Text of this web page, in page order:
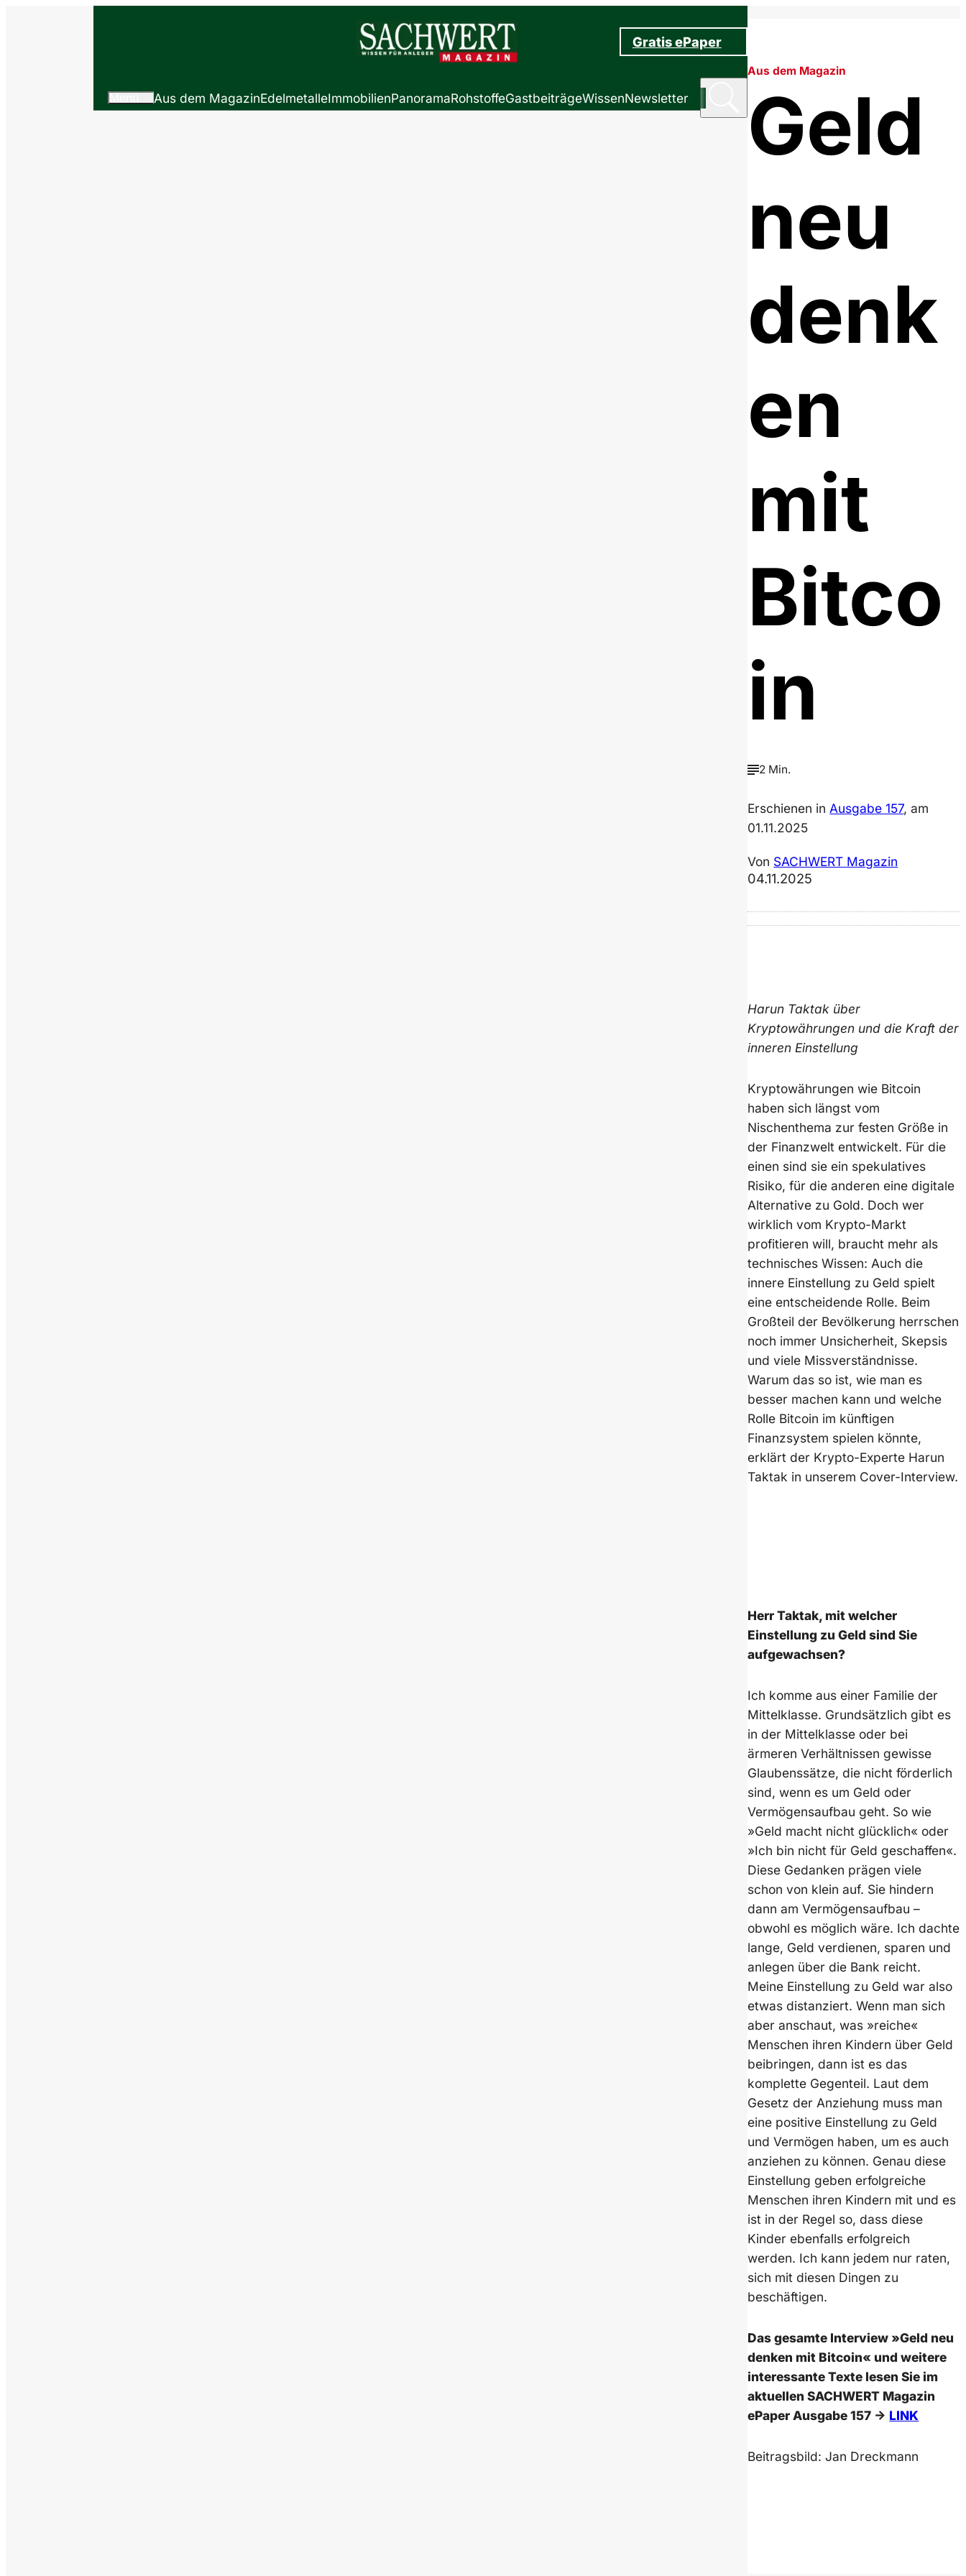
Gratis ePaper
Aus dem MagazinEdelmetalleImmobilienPanoramaRohstoffeGastbeiträgeWissenNewsletter
Aus dem Magazin
Geld
neu
denk
en
mit
Bitco
in
2 Min.
Erschienen inAusgabe 157, am
01.11.2025
Von SACHWERT Magazin
04.11.2025
Harun Taktak über
Kryptowährungen und die Kraft der
inneren Einstellung
Kryptowährungen wie Bitcoin
haben sich längst vom
Nischenthema zur festen Größe in
der Finanzwelt entwickelt. Für die
einen sind sie ein spekulatives
Risiko, für die anderen eine digitale
Alternative zu Gold. Doch wer
wirklich vom Krypto-Markt
profitieren will, braucht mehr als
technisches Wissen: Auch die
innere Einstellung zu Geld spielt
eine entscheidende Rolle. Beim
Großteil der Bevölkerung herrschen
noch immer Unsicherheit, Skepsis
und viele Missverständnisse.
Warum das so ist, wie man es
besser machen kann und welche
Rolle Bitcoin im künftigen
Finanzsystem spielen könnte,
erklärt der Krypto-Experte Harun
Taktak in unserem Cover-Interview.
Herr Taktak, mit welcher
Einstellung zu Geld sind Sie
aufgewachsen?
Ich komme aus einer Familie der
Mittelklasse. Grundsätzlich gibt es
in der Mittelklasse oder bei
ärmeren Verhältnissen gewisse
Glaubenssätze, die nicht förderlich
sind, wenn es um Geld oder
Vermögensaufbau geht. So wie
»Geld macht nicht glücklich« oder
»Ich bin nicht für Geld geschaffen«.
Diese Gedanken prägen viele
schon von klein auf. Sie hindern
dann am Vermögensaufbau –
obwohl es möglich wäre. Ich dachte
lange, Geld verdienen, sparen und
anlegen über die Bank reicht.
Meine Einstellung zu Geld war also
etwas distanziert. Wenn man sich
aber anschaut, was »reiche«
Menschen ihren Kindern über Geld
beibringen, dann ist es das
komplette Gegenteil. Laut dem
Gesetz der Anziehung muss man
eine positive Einstellung zu Geld
und Vermögen haben, um es auch
anziehen zu können. Genau diese
Einstellung geben erfolgreiche
Menschen ihren Kindern mit und es
ist in der Regel so, dass diese
Kinder ebenfalls erfolgreich
werden. Ich kann jedem nur raten,
sich mit diesen Dingen zu
beschäftigen.
Das gesamte Interview »Geld neu
denken mit Bitcoin« und weitere
interessante Texte lesen Sie im
aktuellen SACHWERT Magazin
ePaper Ausgabe 157 -> LINK
Beitragsbild: Jan Dreckmann